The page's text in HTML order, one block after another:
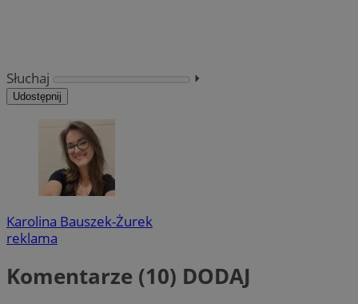
Słuchaj ⏵︎
Udostępnij
Karolina Bauszek-Żurek
reklama
Komentarze (10) DODAJ